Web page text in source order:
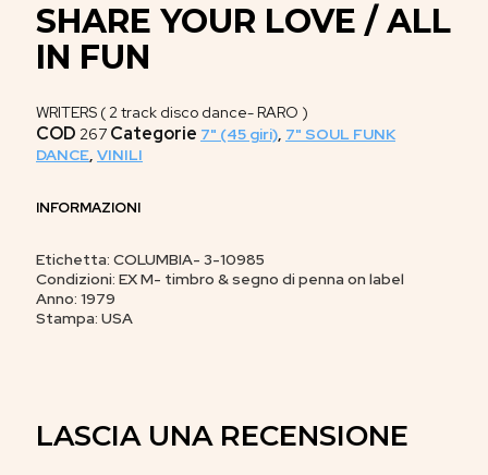
SHARE YOUR LOVE / ALL
IN FUN
WRITERS ( 2 track disco dance- RARO )
COD 267 Categorie 7" (45 giri), 7" SOUL FUNK
DANCE, VINILI
INFORMAZIONI
Etichetta: COLUMBIA- 3-10985
Condizioni: EX M- timbro & segno di penna on label
Anno: 1979
Stampa: USA
LASCIA UNA RECENSIONE